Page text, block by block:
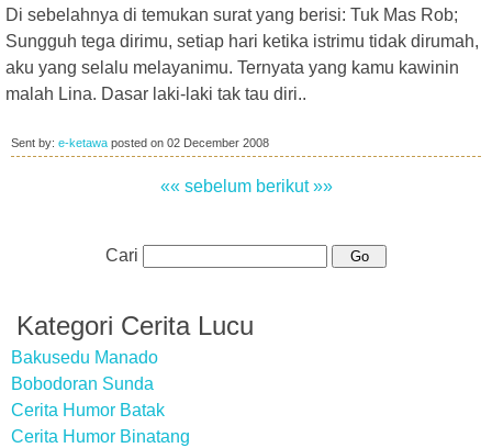
Di sebelahnya di temukan surat yang berisi: Tuk Mas Rob;
Sungguh tega dirimu, setiap hari ketika istrimu tidak dirumah,
aku yang selalu melayanimu. Ternyata yang kamu kawinin
malah Lina. Dasar laki-laki tak tau diri..
Sent by: e-ketawa posted on 02 December 2008
«« sebelum berikut »»
Cari
Kategori Cerita Lucu
Bakusedu Manado
Bobodoran Sunda
Cerita Humor Batak
Cerita Humor Binatang